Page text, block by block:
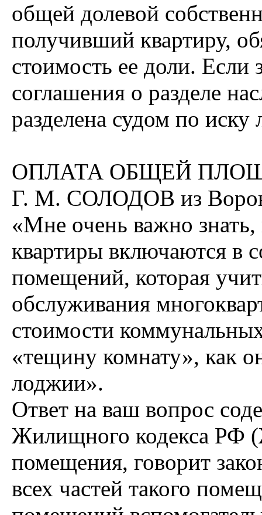
общей долевой
получивший квартиру,
стоимость ее доли. Если
соглашения о разделе
разделена судом по
ОПЛАТА ОБЩЕЙ
Г. М. СОЛОДОВ из
«Мне очень важно
квартиры включаются в
помещений, которая
обслуживания
стоимости
«тещину комнату», как
лоджии».
Ответ на ваш вопрос
Жилищного кодекса РФ
помещения, говорит
всех частей такого